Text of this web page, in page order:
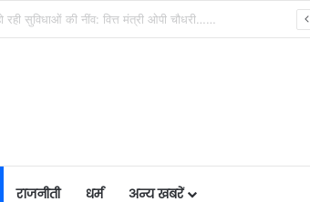
राजनीती धर्म अन्य खबरें